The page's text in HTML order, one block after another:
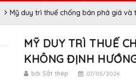
Mỹ duy trì thuế chống bán phá giá và
MỸ DUY TRÌ THUẾ
KHÔNG ĐỊNH
bởi Sắt thép 07/05/2026